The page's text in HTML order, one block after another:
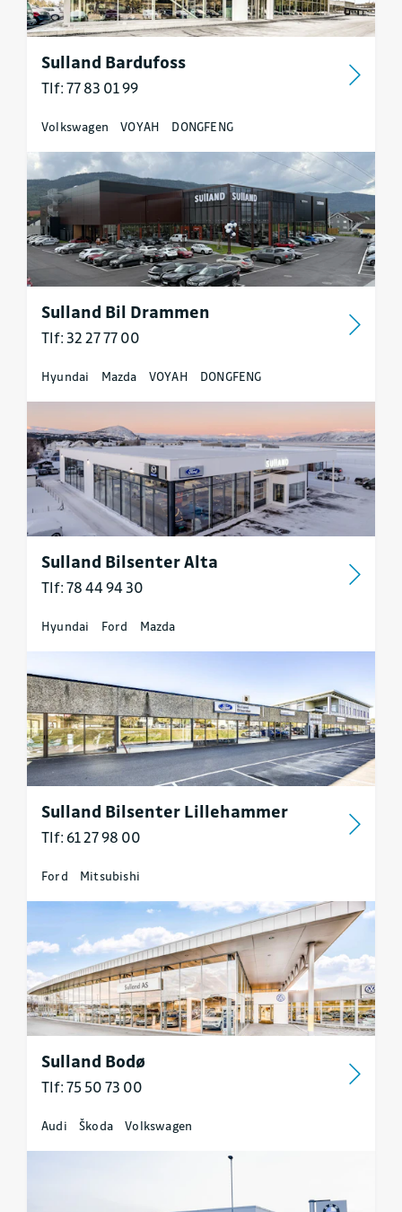
Sulland Bardufoss
Tlf: 77 83 01 99
Volkswagen VOYAH DONGFENG
Sulland Bil Drammen
Tlf: 32 27 77 00
Hyundai Mazda VOYAH DONGFENG
Sulland Bilsenter Alta
Tlf: 78 44 94 30
Hyundai Ford Mazda
Sulland Bilsenter Lillehammer
Tlf: 61 27 98 00
Ford Mitsubishi
Sulland Bodø
Tlf: 75 50 73 00
Audi Škoda Volkswagen